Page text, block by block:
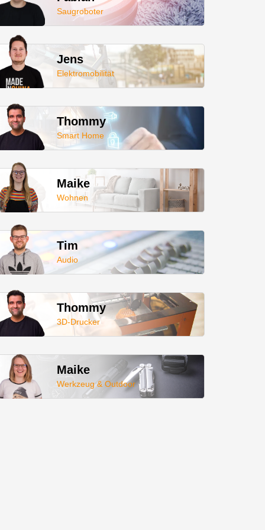
Saugroboter
Jens
Elektromobilität
Thommy
Smart Home
Maike
Wohnen
Tim
Audio
Thommy
3D-Drucker
Maike
Werkzeug & Outdoor